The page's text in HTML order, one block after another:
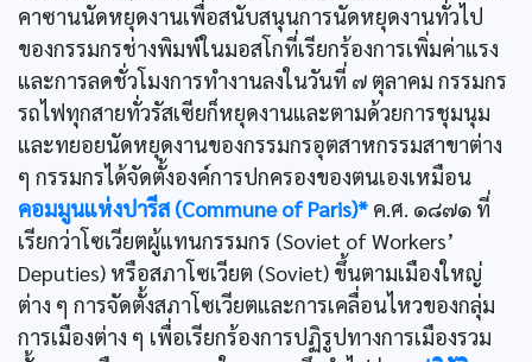
คาซานนัดหยุดงานเพื่อสนับสนุนการนัดหยุดงานทั่วไป
ของกรรมกรช่างพิมพ์ในมอสโกที่เรียกร้องการเพิ่มค่าแรง
และการลดชั่วโมงการทำงานลงในวันที่ ๗ ตุลาคม กรรมกร
รถไฟทุกสายทั่วรัสเซียก็หยุดงานและตามด้วยการชุมนุม
และทยอยนัดหยุดงานของกรรมกรอุตสาหกรรมสาขาต่าง
ๆ กรรมกรได้จัดตั้งองค์การปกครองของตนเองเหมือน
คอมมูนแห่งปารีส (Commune of Paris)* ค.ศ. ๑๘๗๑ ที่
เรียกว่าโซเวียตผู้แทนกรรมกร (Soviet of Workers’
Deputies) หรือสภาโซเวียต (Soviet) ขึ้นตามเมืองใหญ่
ต่าง ๆ การจัดตั้งสภาโซเวียตและการเคลื่อนไหวของกลุ่ม
การเมืองต่าง ๆ เพื่อเรียกร้องการปฏิรูปทางการเมืองรวม